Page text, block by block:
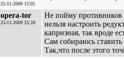
25-11-2009 15:01
opera-tor
25-11-2009 15:28
Не пойму противников
нельзя настроить
капризная, так вроде
Сам собираюсь
Так,что после этого